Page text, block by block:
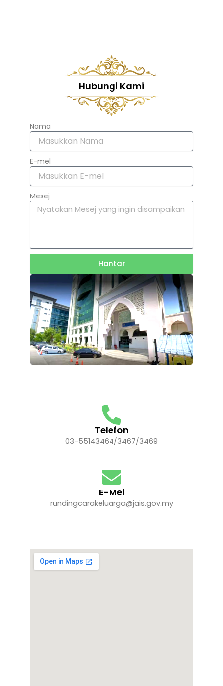
Hubungi Kami
Nama
E-mel
Mesej
Hantar
Telefon
03-55143464/3467/3469
E-Mel
rundingcarakeluarga@jais.gov.my